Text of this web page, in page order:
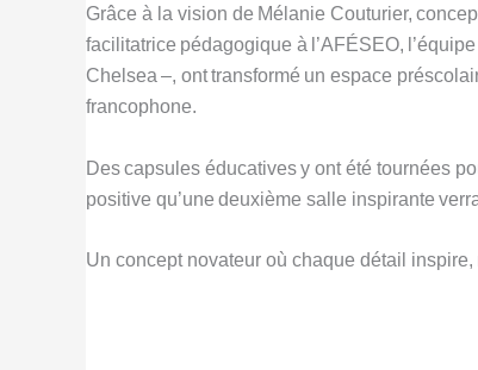
Grâce à la vision de Mélanie Couturier,
facilitatrice pédagogique à l’AFÉSEO,
Chelsea –, ont transformé un espace
francophone.
Des capsules éducatives y ont été tournées
positive qu’une deuxième salle inspirante
Un concept novateur où chaque détail